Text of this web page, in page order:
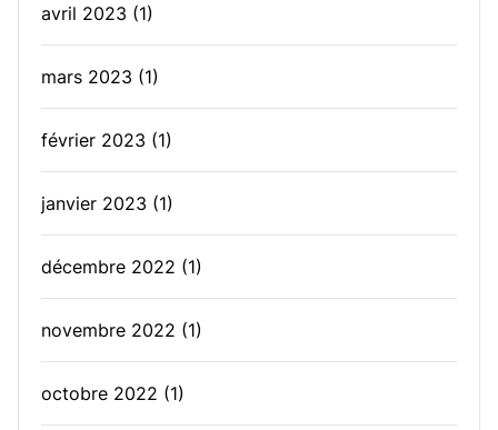
avril 2023 (1)
mars 2023 (1)
février 2023 (1)
janvier 2023 (1)
décembre 2022 (1)
novembre 2022 (1)
octobre 2022 (1)